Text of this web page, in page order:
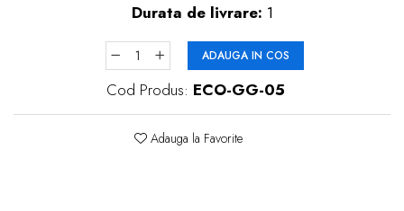
Durata de livrare: 1
ADAUGA IN COS
Cod Produs: ECO-GG-05
Adauga la Favorite